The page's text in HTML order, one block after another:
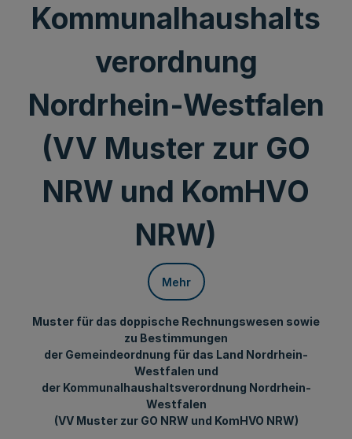
Kommunalhaushalts
verordnung
Nordrhein-Westfalen
(VV Muster zur GO
NRW und KomHVO
NRW)
Mehr
Muster für das doppische Rechnungswesen sowie
zu Bestimmungen
der Gemeindeordnung für das Land Nordrhein-
Westfalen und
der Kommunalhaushaltsverordnung Nordrhein-
Westfalen
(VV Muster zur GO NRW und KomHVO NRW)